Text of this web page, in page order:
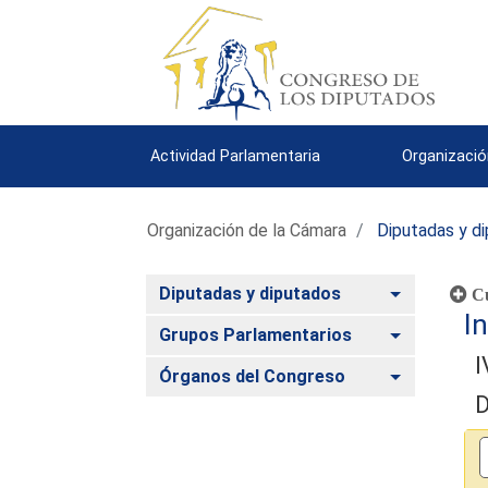
Actividad Parlamentaria
Organización de la Cámara Diputadas y
Diputadas y diputados Alternar
Grupos Parlamentarios Alternar
Órganos del Congreso Alternar